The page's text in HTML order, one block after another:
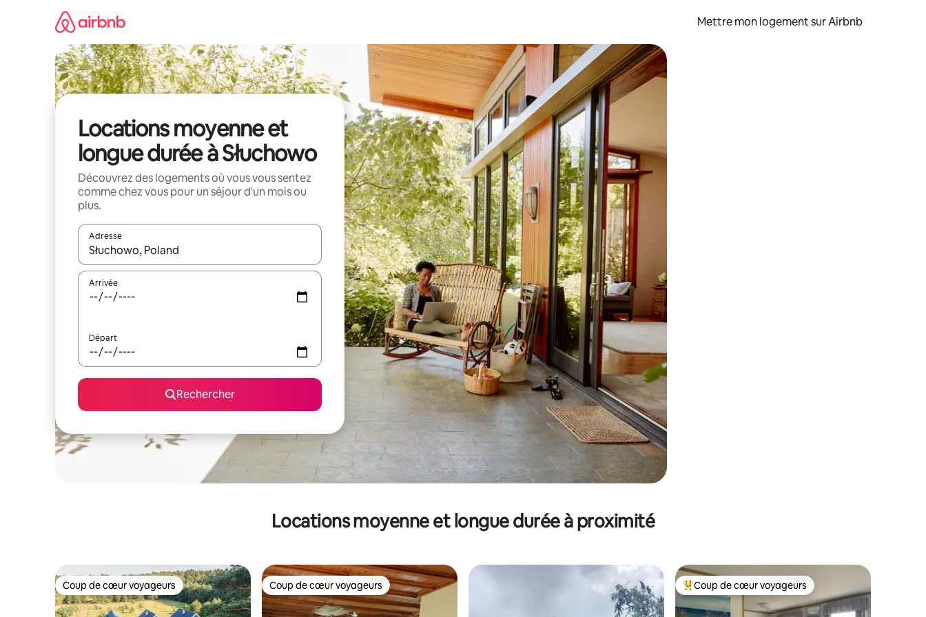
Mettre mon logement sur Airbnb
Locations moyenne et
longue durée à Słuchowo
Découvrez des logements où vous vous sentez
comme chez vous pour un séjour d'un mois ou
plus.
Adresse
Lorsque les résultats s'affichent, utilisez les flèches vers le haut et vers le bas pour les parcourir ou en appuyant et en faisant glisser.
Arrivée
Départ
Rechercher
Locations moyenne et longue durée à proximité
Coup de cœur voyageurs
Coup de cœur voyageurs Coup de cœur voyageurs
Coup de cœur voyageurs Coups de cœur voyageurs les plus appréciés
Coup de cœur voyageurs